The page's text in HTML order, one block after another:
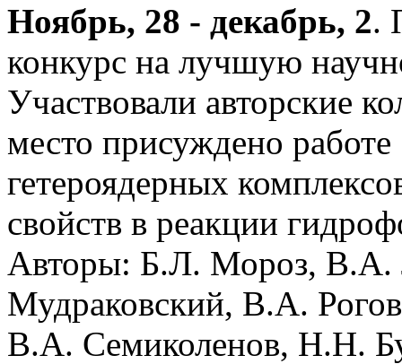
Ноябрь, 28 - декабрь, 2.
конкурс на лучшую
Участвовали авторские
место присуждено
гетероядерных
свойств в реакции
Авторы: Б.Л. Мороз, В.А.
Мудраковский, В.А.
В.А. Семиколенов, Н.Н.